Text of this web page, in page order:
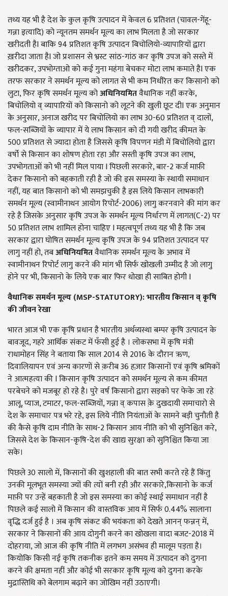
तथ्य यह भी है देश के कुल कृषि उत्पादन में केवल 6 प्रतिशत (चावल-गेंहू-
गन्ना इत्यादि) को न्यूनतम समर्थन मूल्य का लाभ मिलता है जो सरकार
खरीदती हैI बाकि 94 प्रतिशत कृषि उत्पादन बिचोलियो-व्यापारियों द्वारा
ख़रीदा जाता हैI जो प्रशासन से भ्रस्ट सांठ-गांठ कर कृषि उपज को सस्ते में
खरीदकर, उपभोग्ताओ को कई गुना महंगा बेचकर मोटा लाभ कमाते हैI एक
तरफ सरकार ने समर्थन मूल्य को लागत से भी कम निर्धरित कर किसानो को
लुटा, फिर कृषि समर्थन मूल्य कोअधिनियमितवैधानिक नहीं करके,
बिचोलियो व् व्यापारियों को किसानो को लूटने की खुली छूट दीI एक अनुमान
के अनुसार, अनाज खरीद पर बिचोलियो का लाभ 30-60 प्रतिशत व् दालों,
फल-सब्जियों के व्यापार में ये लाभ किसान को दी गयी खरीद कीमत के
500 प्रतिशत से ज्यादा होता है जिससे कृषि विपणन मंडी में बिचोलियो द्वारा
वर्षो से किसान का शोषण होता रहा और सस्ती कृषि उपज का लाभ,
उपभोगताओं को भी नहीं मिल पाया I पिछली सरकारे, बार-2 कर्ज माफ़ी
देकर किसानो को बहकाती रही है जो की इस समस्या के स्थायी समाधान
नहीं, यह बात किसानो को भी समझचुकी है इस लिये किसान लाभकारी
समर्थन मूल्य (स्वामीनाथन आयोग रिपोर्ट-2006) लागु करनवाने की मांग कर
रहे है जिसके अनुसार कृषि उपज के समर्थन मूल्य निर्धारण में लागत(C-2) पर
50 प्रतिशत लाभ शामिल होना चाहिए I महत्वपूर्ण तथ्य यह भी है कि जब
सरकार द्वारा घोषित समर्थन मूल्य कृषि उपज के 94 प्रतिशत उत्पादन पर
लागु नहीं हो, तबअधिनियमितवैधानिक समर्थन मूल्य के अभाव में
स्वामीनाथन रिपोर्ट लागु करने की मांग भी सिर्फ खोखली उम्मीद है जो लागु
होने पर भी, किसानो के लिये एक बार फिर धोखा ही साबित होगी I
वैधानिकसमर्थनमूल्य(MSP-STATUTORY):भारतीयकिसानव्कृषि
कीजीवनरेखा
भारत आज भी एक कृषि प्रधान है भारतीय अर्थव्यस्था बम्पर कृषि उत्पादन के
बावजूद,गहरे आर्थिक संकट में फँसी हुई है । लोकसभा में कृषि मंत्री
राधामोहन सिंह ने बताया कि साल 2014 से 2016 के दौरान ऋण,
दिवालियापन एवं अन्य कारणों से क़रीब 36 हज़ार किसानों एवं कृषि श्रमिकों
ने आत्महत्या की I किसान कृषि उत्पादन को समर्थन मूल्य से कम कीमत
परबेचने को मजबूर हो रहे है। पुरे वर्ष किसानो द्वारा सड़को पर फेके जा रहे
आलू, प्याज, टमाटर, फल-सब्जियों, गन्ना व् कपास क़े दुखदायी समाचारो से
देश के समाचार पत्र भरे रहे, इस लिये नीति नियंताओं के सामने बड़ी चुनौती है
की कैसे कृषि दाम नीति के साथ-2 किसान आय नीति को भी सुनिश्चित करे,
जिससे देश के किसान-कृषि-देश की खाद्य सुरक्षा को सुनिश्चित किया जा
सके।
पिछले 30 सालो में, किसानों की खुशहाली की बात सभी करते रहे हैं किंतु
उनकी मूलभूत समस्या ज्यों की त्यों बनी रही और सरकारे,किसानो के कर्ज
माफ़ी पर उन्हें बहकाती है जो इस समस्या का कोई स्थाई समाधान नहीं है
पिछले कई सालो में किसान की वास्तविक आय में सिर्फ 0.44% सालाना
वृद्धि दर्ज हुई है । अब कृषि संकट की भयंकता को देखते आनन् फन्नन् में,
सरकार ने किसानों की आय दोगुनी करने का खोखला वादा बजट-2018 में
दोहराया, जो आज की कृषि नीति में लगभग असंभव ही मालूम पड़ता है।
कियोकि किसी नई कृषि तकनीक इतने कम समय में उत्पादन को दुगना
करने की क्षमता नहीं और कोई भी सरकार कृषि मूल्य को दुगना करके
मुद्रास्तिथि को बेलगाम बढ़ाने का जोखिम नहीं उठाएगी।